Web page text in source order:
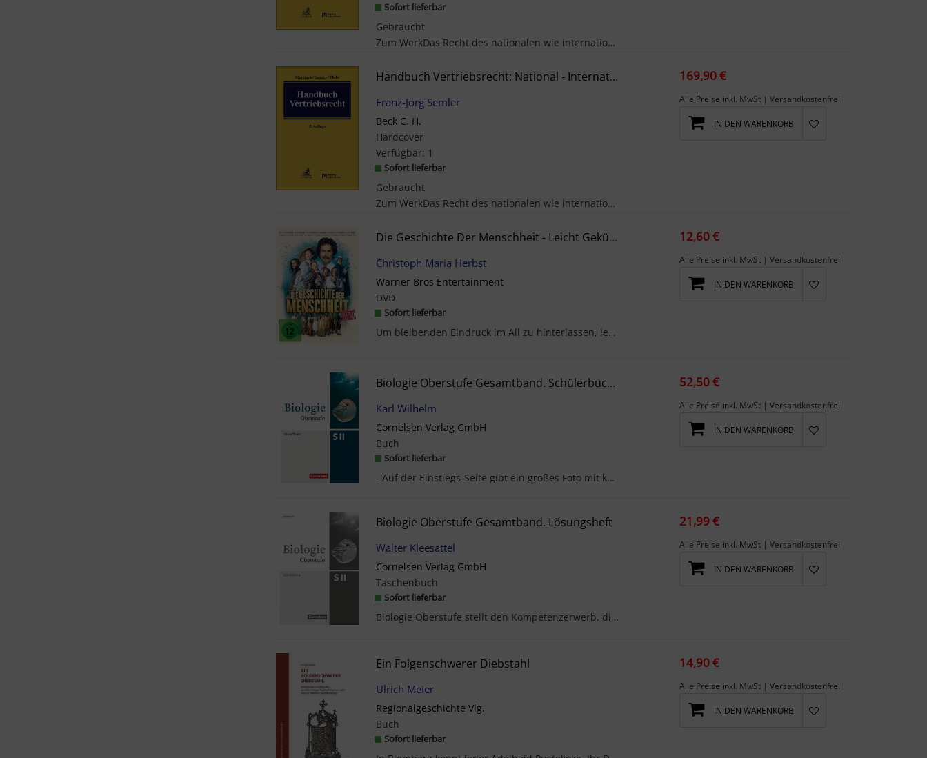
Sofort lieferbar
Gebraucht
Zum WerkDas Recht des nationalen wie internationalen Vertriebs von Waren, Dienstleistungen und Im...
Handbuch Vertriebsrecht: National - International
Franz-Jörg Semler
Beck C. H.
Hardcover
Verfügbar: 1
Sofort lieferbar
Gebraucht
Zum WerkDas Recht des nationalen wie internationalen Vertriebs von Waren, Di...
169,90 €
Alle Preise inkl. MwSt | Versandkostenfrei
IN DEN WARENKORB
Die Geschichte Der Menschheit - Leicht Gekürzt
Christoph Maria Herbst
Warner Bros Entertainment
DVD
Sofort lieferbar
Um bleibenden Eindruck im All zu hinterlassen, legen Dr. Georg Friedle (Christoph Maria Herbst) u...
12,60 €
Alle Preise inkl. MwSt | Versandkostenfrei
IN DEN WARENKORB
Biologie Oberstufe Gesamtband. Schülerbuch Allgemeine Ausgabe
Karl Wilhelm
Cornelsen Verlag GmbH
Buch
Sofort lieferbar
- Auf der Einstiegs-Seite gibt ein großes Foto mit knappem Text und vorbereitenden Arbeitsaufträg...
52,50 €
Alle Preise inkl. MwSt | Versandkostenfrei
IN DEN WARENKORB
Biologie Oberstufe Gesamtband. Lösungsheft
Walter Kleesattel
Cornelsen Verlag GmbH
Taschenbuch
Sofort lieferbar
Biologie Oberstufe stellt den Kompetenzerwerb, die Basiskonzepte der Biologie und das Erkennen vo...
21,99 €
Alle Preise inkl. MwSt | Versandkostenfrei
IN DEN WARENKORB
Ein Folgenschwerer Diebstahl
Ulrich Meier
Regionalgeschichte Vlg.
Buch
Sofort lieferbar
14,90 €
Alle Preise inkl. MwSt | Versandkostenfrei
IN DEN WARENKORB